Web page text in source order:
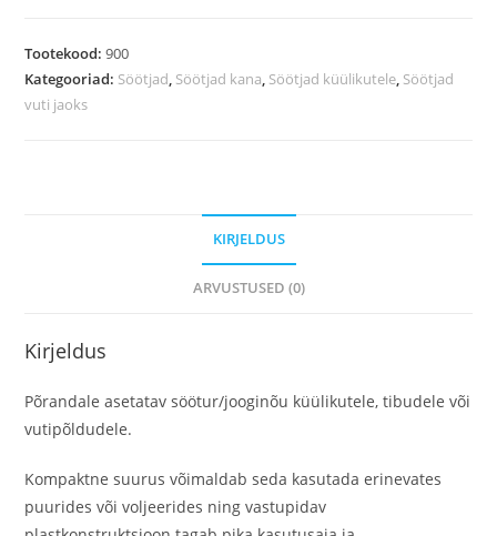
Tootekood:900
Kategooriad: Söötjad, Söötjad kana, Söötjad küülikutele, Söötjad
vuti jaoks
KIRJELDUS
ARVUSTUSED (0)
Kirjeldus
Põrandale asetatav söötur/jooginõu küülikutele, tibudele või
vutipõldudele.
Kompaktne suurus võimaldab seda kasutada erinevates
puurides või voljeerides ning vastupidav